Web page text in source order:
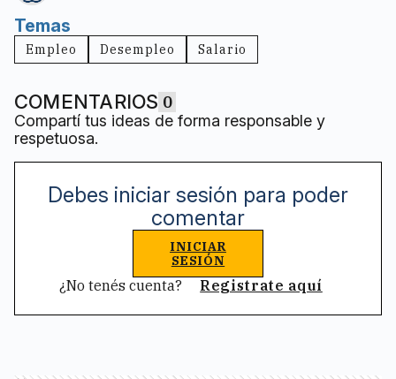
Temas
Empleo Desempleo Salario
COMENTARIOS 0
Compartí tus ideas de forma responsable y
respetuosa.
Debes iniciar sesión para poder
comentar
INICIAR
SESIÓN
¿No tenés cuenta? Registrate aquí